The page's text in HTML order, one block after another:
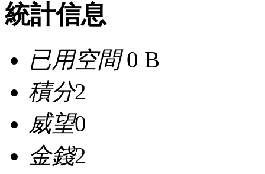
統計信息
已用空間0 B
積分2
威望0
金錢2